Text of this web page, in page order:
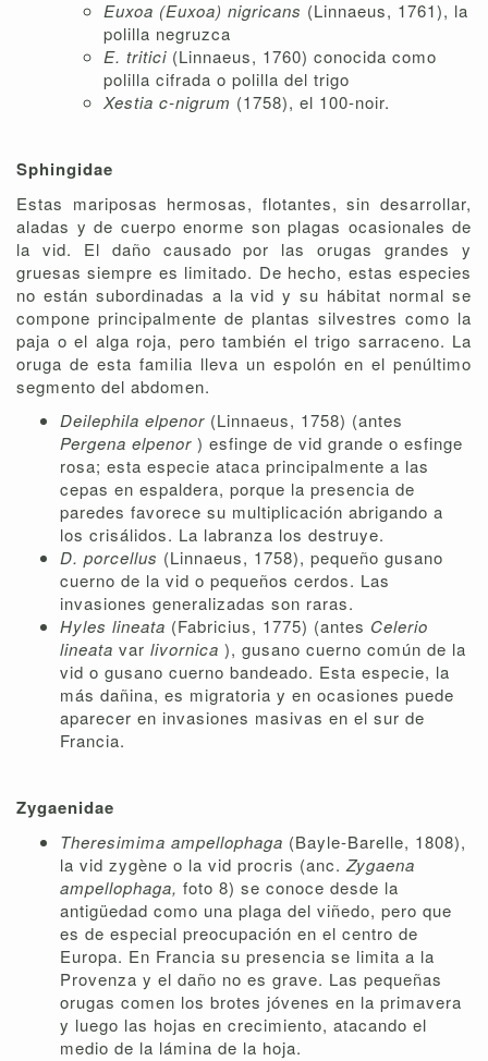
Euxoa (Euxoa) nigricans (Linnaeus, 1761), la
polilla negruzca
E. tritici (Linnaeus, 1760) conocida como
polilla cifrada o polilla del trigo
Xestia c-nigrum (1758), el 100-noir.
Sphingidae
Estas mariposas hermosas, flotantes, sin desarrollar,
aladas y de cuerpo enorme son plagas ocasionales de
la vid. El daño causado por las orugas grandes y
gruesas siempre es limitado. De hecho, estas especies
no están subordinadas a la vid y su hábitat normal se
compone principalmente de plantas silvestres como la
paja o el alga roja, pero también el trigo sarraceno. La
oruga de esta familia lleva un espolón en el penúltimo
segmento del abdomen.
Deilephila elpenor (Linnaeus, 1758) (antes
Pergena elpenor ) esfinge de vid grande o esfinge
rosa; esta especie ataca principalmente a las
cepas en espaldera, porque la presencia de
paredes favorece su multiplicación abrigando a
los crisálidos. La labranza los destruye.
D. porcellus (Linnaeus, 1758), pequeño gusano
cuerno de la vid o pequeños cerdos. Las
invasiones generalizadas son raras.
Hyles lineata (Fabricius, 1775) (antes Celerio
lineata var livornica ), gusano cuerno común de la
vid o gusano cuerno bandeado. Esta especie, la
más dañina, es migratoria y en ocasiones puede
aparecer en invasiones masivas en el sur de
Francia.
Zygaenidae
Theresimima ampellophaga (Bayle-Barelle, 1808),
la vid zygène o la vid procris (anc.Zygaena
ampellophaga, foto 8) se conoce desde la
antigüedad como una plaga del viñedo, pero que
es de especial preocupación en el centro de
Europa. En Francia su presencia se limita a la
Provenza y el daño no es grave. Las pequeñas
orugas comen los brotes jóvenes en la primavera
y luego las hojas en crecimiento, atacando el
medio de la lámina de la hoja.